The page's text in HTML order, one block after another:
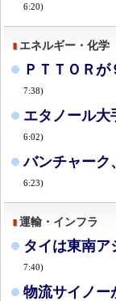
6:20)
エネルギー・化学
ＰＴＴＯＲ
7:38)
エタノール大
6:02)
バンチャーク
6:23)
運輸・インフラ
タイは東南
7:40)
物流サイノー